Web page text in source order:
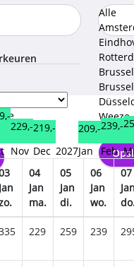
Alle
Weeze
Keulen
229,-
Nov
219,-
Dec 2027
209,-
Jan
239,-
Feb
Jan
04
Jan
ma.
05
Jan
di.
06
Jan
wo.
07
Jan
229 259 239